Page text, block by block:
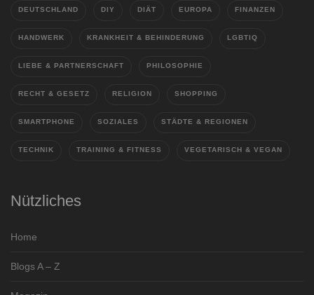
DEUTSCHLAND DIY DIÄT EUROPA FINANZEN
HANDWERK KRANKHEIT & BEHINDERUNG LGBTIQ
LIEBE & PARTNERSCHAFT PHILOSOPHIE
RECHT & GESETZ RELIGION SHOPPING
SMARTPHONE SOZIALES STÄDTE & REGIONEN
TECHNIK TRAINING & FITNESS VEGETARISCH & VEGAN
Nützliches
Home
Blogs A – Z